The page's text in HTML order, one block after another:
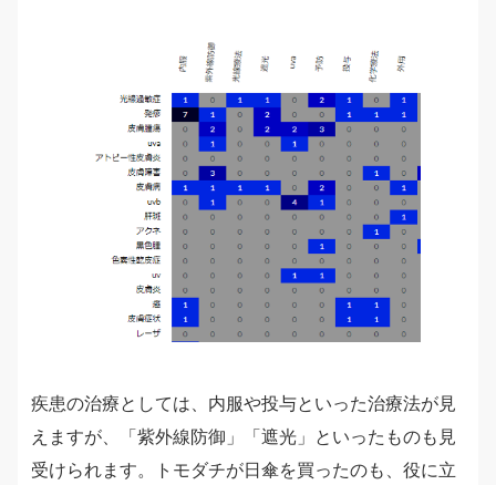
疾患の治療としては、内服や投与といった治療法が見
えますが、「紫外線防御」「遮光」といったものも見
受けられます。トモダチが日傘を買ったのも、役に立